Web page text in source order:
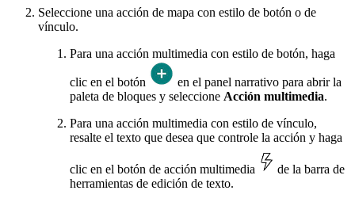
Seleccione una acción de mapa con estilo de botón o de
vínculo.
Para una acción multimedia con estilo de botón, haga
clic en el botón
en el panel narrativo para abrir la
paleta de bloques y seleccione Acción multimedia.
Para una acción multimedia con estilo de vínculo,
resalte el texto que desea que controle la acción y haga
clic en el botón de acción multimedia
de la barra de
herramientas de edición de texto.